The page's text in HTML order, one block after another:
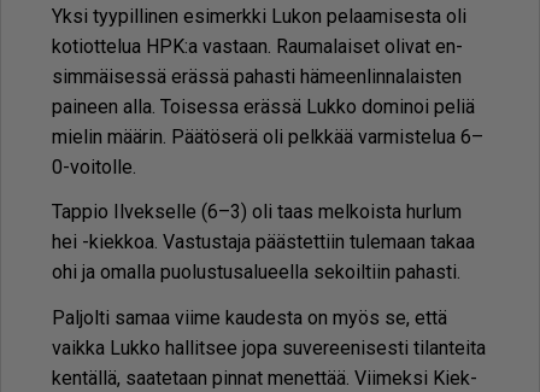
Yk­si tyy­pil­li­nen esi­merk­ki Lu­kon pe­laa­mi­ses­ta oli
ko­ti­ot­te­lua HPK:a vas­taan. Rau­ma­lai­set oli­vat en­
sim­mäi­ses­sä eräs­sä pa­has­ti hä­meen­lin­na­lais­ten
pai­neen al­la. Toi­ses­sa eräs­sä Luk­ko do­mi­noi pe­liä
mie­lin mää­rin. Pää­tö­se­rä oli pelk­kää var­mis­te­lua 6–
0-voi­tol­le.
Tap­pio Il­vek­sel­le (6–3) oli taas mel­kois­ta hur­lum
hei -kiek­koa. Vas­tus­ta­ja pääs­tet­tiin tu­le­maan ta­kaa
ohi ja omal­la puo­lus­tu­sa­lu­eel­la se­koil­tiin pa­has­ti.
Pal­jol­ti sa­maa vii­me kau­des­ta on myös se, et­tä
vaik­ka Luk­ko hal­lit­see jopa su­ve­ree­ni­ses­ti ti­lan­tei­ta
ken­täl­lä, saa­te­taan pin­nat me­net­tää. Vii­mek­si Kiek­